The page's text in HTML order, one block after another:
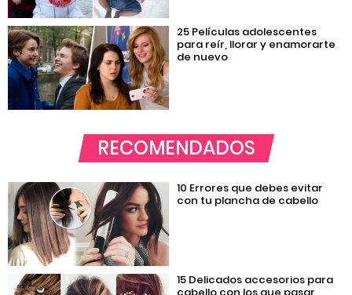
25 Películas adolescentes
para reír, llorar y enamorarte
de nuevo
RECOMENDADOS
10 Errores que debes evitar
con tu plancha de cabello
15 Delicados accesorios para